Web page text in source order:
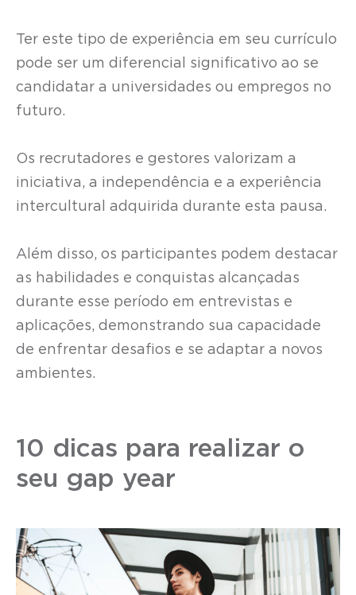
Ter este tipo de experiência em seu currículo
pode ser um diferencial significativo ao se
candidatar a universidades ou empregos no
futuro.
Os recrutadores e gestores valorizam a
iniciativa, a independência e a experiência
intercultural adquirida durante esta pausa.
Além disso, os participantes podem destacar
as habilidades e conquistas alcançadas
durante esse período em entrevistas e
aplicações, demonstrando sua capacidade
de enfrentar desafios e se adaptar a novos
ambientes.
10 dicas para realizar o
seu gap year